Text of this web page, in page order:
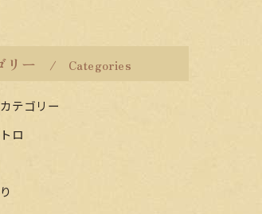
リー Categories
テゴリー
ロ